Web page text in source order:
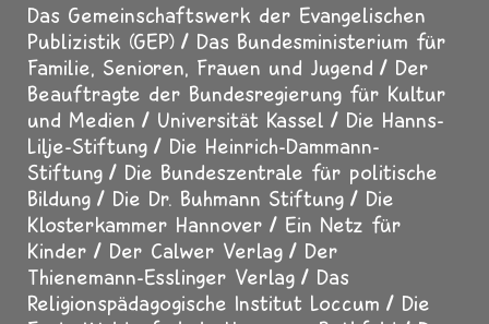
Das Gemeinschaftswerk der Evangelischen
Publizistik (GEP)
Das Bundesministerium für
Familie, Senioren, Frauen und Jugend
Der
Beauftragte der Bundesregierung für Kultur
und Medien
Universität Kassel
Die Hanns-
Lilje-Stiftung
Die Heinrich-Dammann-
Stiftung
Die Bundeszentrale für politische
Bildung
Die Dr. Buhmann Stiftung
Die
Klosterkammer Hannover
Ein Netz für
Kinder
Der Calwer Verlag
Der
Thienemann-Esslinger Verlag
Das
Religionspädagogische Institut Loccum
Die